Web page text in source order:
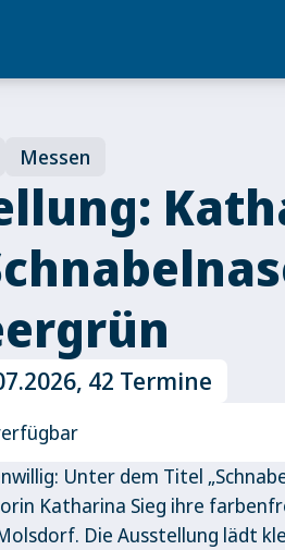
Messen
42 Termine
Unter dem Titel
Katharina Sieg ihre
Die Ausstellung lädt